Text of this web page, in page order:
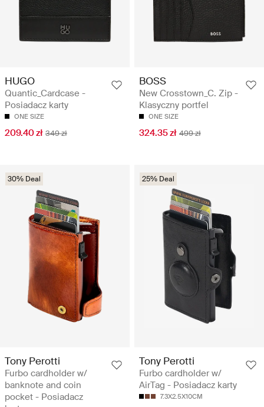
HUGO
Quantic_Cardcase -
Posiadacz karty
ONE SIZE
209.40 zł 349 zł
BOSS
New Crosstown_C. Zip -
Klasyczny portfel
ONE SIZE
324.35 zł 499 zł
30% Deal
Tony Perotti
Furbo cardholder w/
banknote and coin
pocket - Posiadacz
25% Deal
Tony Perotti
Furbo cardholder w/
AirTag - Posiadacz karty
7.3X2.5X10CM